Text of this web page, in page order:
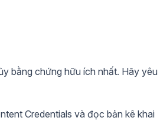
bằng chứng hữu ích nhất. Hãy yêu
Credentials và đọc bản kê khai